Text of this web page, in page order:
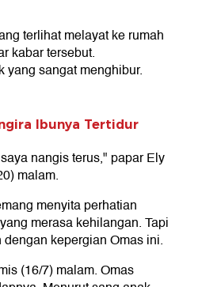
terlihat melayat ke rumah
kabar tersebut.
sangat menghibur.
Ibunya Tertidur
nangis terus," papar Ely
malam.
menyita perhatian
merasa kehilangan. Tapi
kepergian Omas ini.
(16/7) malam. Omas